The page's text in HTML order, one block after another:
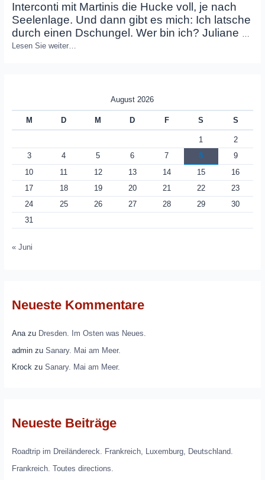
Interconti mit Martinis die Hucke voll, je nach
Seelenlage. Und dann gibt es mich: Ich latsche
durch einen Dschungel. Wer bin ich? Juliane …
Lesen Sie weiter…
August 2026
M D M D F S S
1
2
3
4 5 6 7 8
9
10
11 12 13 14 15
16
17
18 19 20 21 22
23
24
25 26 27 28 29
30
31
« Juni
Neueste Kommentare
Anazu Dresden. Im Osten was Neues.
adminzu Sanary. Mai am Meer.
Krockzu Sanary. Mai am Meer.
Neueste Beiträge
Roadtrip im Dreiländereck. Frankreich, Luxemburg, Deutschland.
Frankreich. Toutes directions.